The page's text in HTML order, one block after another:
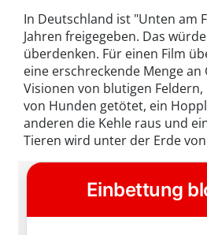
In Deutschland ist "Unten am
Jahren freigegeben. Das
überdenken. Für einen Film
eine erschreckende Menge an
Visionen von blutigen
von Hunden getötet, ein
anderen die Kehle raus und
Tieren wird unter der Erde